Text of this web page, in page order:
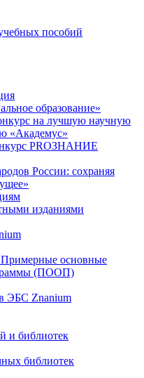
пособий
образование»
на лучшую научную
«Академус»
PROЗНАНИЕ
России: сохраняя
изданиями
основные
(ПООП)
ЭБС Znanium
и библиотек
библиотек